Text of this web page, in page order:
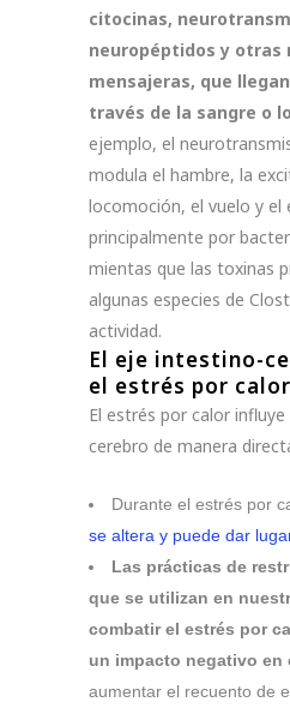
citocinas,
neuropéptidos y otras
mensajeras, que
través de la sangre o
ejemplo, el
modula el hambre, la
locomoción, el vuelo y el
principalmente por
mientas que las toxinas
algunas especies de
actividad.
El eje intestino-
el estrés por calor
El estrés por calor
cerebro de manera
Durante el estrés por
se altera y puede dar
Las prácticas de
que se utilizan en
combatir el estrés por
un impacto negativo en
aumentar el recuento de